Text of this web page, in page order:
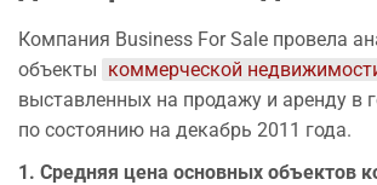
Компания Business For Sale провела
объекты коммерческой
выставленных на продажу и аренду в
по состоянию на декабрь 2011 года.
1. Средняя цена основных объектов